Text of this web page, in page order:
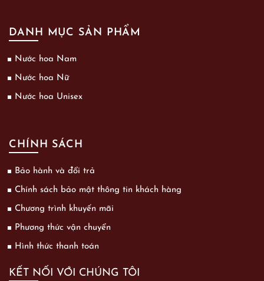
DANH MỤC SẢN PHẨM
Nước hoa Nam
Nước hoa Nữ
Nước hoa Unisex
CHÍNH SÁCH
Bảo hành và đổi trả
Chính sách bảo mật thông tin khách hàng
Chương trình khuyến mãi
Phương thức vận chuyển
Hình thức thanh toán
KẾT NỐI VỚI CHÚNG TÔI